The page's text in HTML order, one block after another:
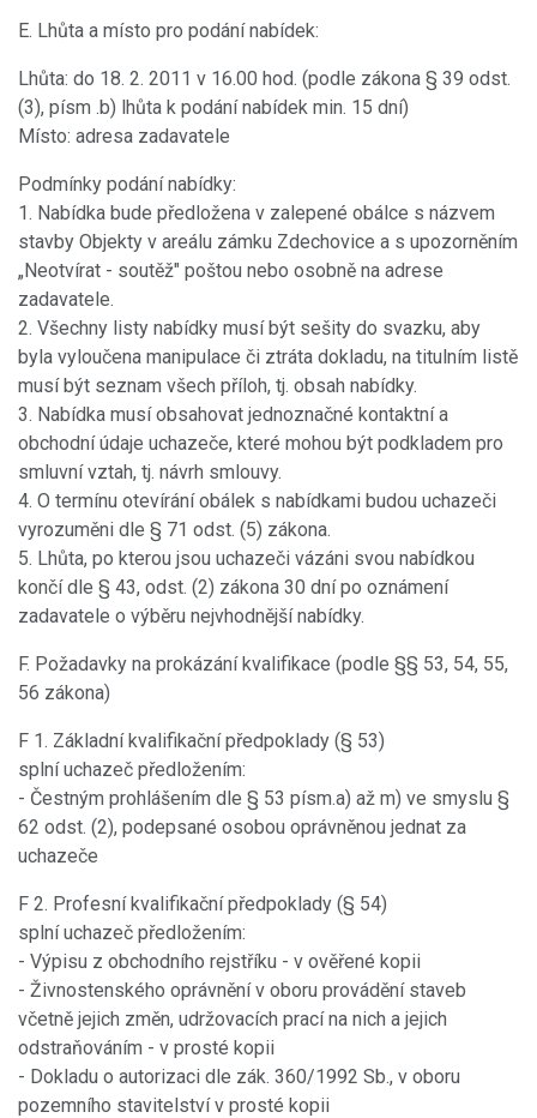
E. Lhůta a místo pro podání nabídek:
Lhůta: do 18. 2. 2011 v 16.00 hod. (podle zákona § 39 odst.
(3), písm .b) lhůta k podání nabídek min. 15 dní)
Místo: adresa zadavatele
Podmínky podání nabídky:
1. Nabídka bude předložena v zalepené obálce s názvem
stavby Objekty v areálu zámku Zdechovice a s upozorněním
„Neotvírat - soutěž" poštou nebo osobně na adrese
zadavatele.
2. Všechny listy nabídky musí být sešity do svazku, aby
byla vyloučena manipulace či ztráta dokladu, na titulním listě
musí být seznam všech příloh, tj. obsah nabídky.
3. Nabídka musí obsahovat jednoznačné kontaktní a
obchodní údaje uchazeče, které mohou být podkladem pro
smluvní vztah, tj. návrh smlouvy.
4. O termínu otevírání obálek s nabídkami budou uchazeči
vyrozuměni dle § 71 odst. (5) zákona.
5. Lhůta, po kterou jsou uchazeči vázáni svou nabídkou
končí dle § 43, odst. (2) zákona 30 dní po oznámení
zadavatele o výběru nejvhodnější nabídky.
F. Požadavky na prokázání kvalifikace (podle §§ 53, 54, 55,
56 zákona)
F 1. Základní kvalifikační předpoklady (§ 53)
splní uchazeč předložením:
- Čestným prohlášením dle § 53 písm.a) až m) ve smyslu §
62 odst. (2), podepsané osobou oprávněnou jednat za
uchazeče
F 2. Profesní kvalifikační předpoklady (§ 54)
splní uchazeč předložením:
- Výpisu z obchodního rejstříku - v ověřené kopii
- Živnostenského oprávnění v oboru provádění staveb
včetně jejich změn, udržovacích prací na nich a jejich
odstraňováním - v prosté kopii
- Dokladu o autorizaci dle zák. 360/1992 Sb., v oboru
pozemního stavitelství v prosté kopii